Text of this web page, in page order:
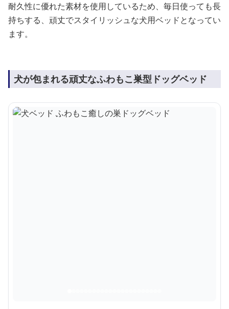
耐久性に優れた素材を使用しているため、毎日使っても長
持ちする、頑丈でスタイリッシュな犬用ベッドとなってい
ます。
犬が包まれる頑丈なふわもこ巣型ドッグベッド